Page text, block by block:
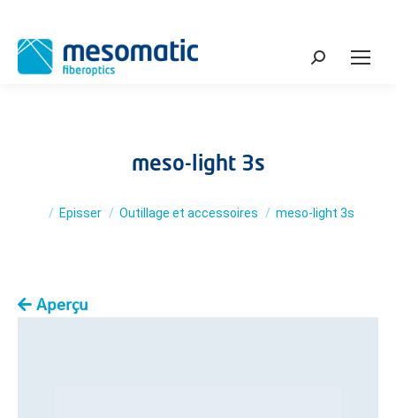
Search:
meso-light 3s
You are here:
Episser Outillage et accessoires meso-light 3s
Aperçu